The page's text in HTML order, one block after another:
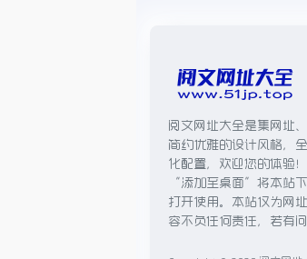
阅文网址大全是集网址
简约优雅的设计风格，
化配置，欢迎您的体验
“添加至桌面”将本站
打开使用。本站仅为网
容不负任何责任，若有